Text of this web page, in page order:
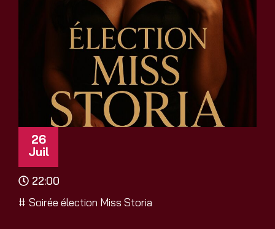
26
Juil
22:00
# Soirée élection Miss Storia